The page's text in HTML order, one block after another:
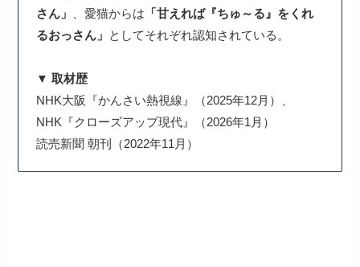
さん」
、愛猫からは 「甘えれば『ちゅ～る』をくれ
るおっさん」 としてそれぞれ認知されている。
▼ 取材歴
NHK大阪『かんさい熱視線』（2025年12月）、
NHK『クローズアップ現代』（2026年1月）
読売新聞 朝刊（2022年11月）